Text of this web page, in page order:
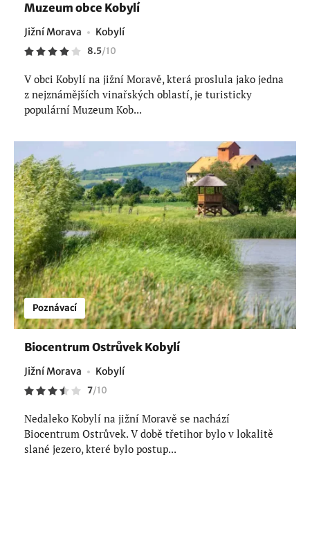
Muzeum obce Kobylí
Jižní Morava Kobylí
8.5/10
V obci Kobylí na jižní Moravě, která proslula jako jedna
z nejznámějších vinařských oblastí, je turisticky
populární Muzeum Kob...
Poznávací
Biocentrum Ostrůvek Kobylí
Jižní Morava Kobylí
7/10
Nedaleko Kobylí na jižní Moravě se nachází
Biocentrum Ostrůvek. V době třetihor bylo v lokalitě
slané jezero, které bylo postup...